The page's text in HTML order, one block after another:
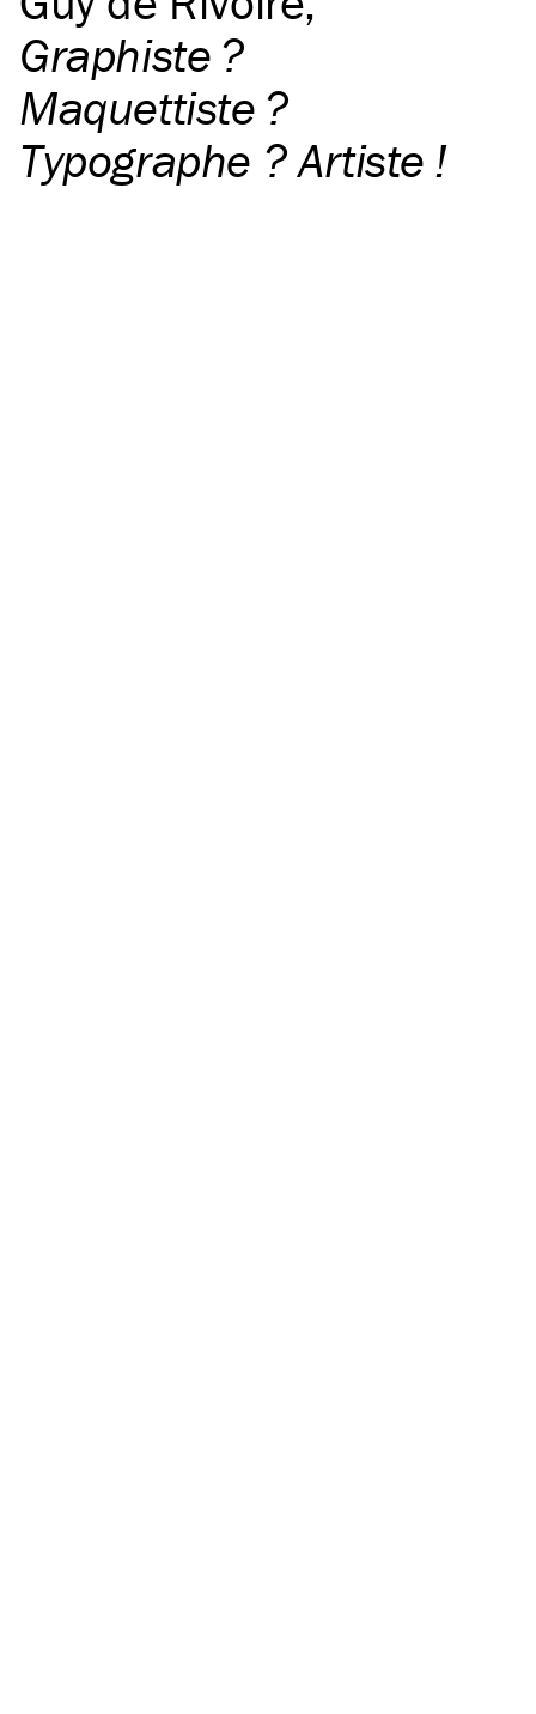
Graphiste ?
Maquettiste ?
Typographe ? Artiste !